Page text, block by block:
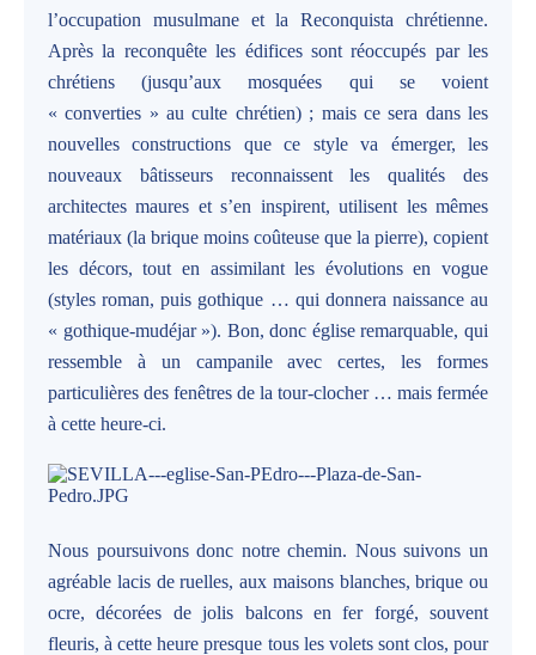
l’occupation musulmane et la Reconquista chrétienne.
Après la reconquête les édifices sont réoccupés par les
chrétiens (jusqu’aux mosquées qui se voient
« converties » au culte chrétien) ; mais ce sera dans les
nouvelles constructions que ce style va émerger, les
nouveaux bâtisseurs reconnaissent les qualités des
architectes maures et s’en inspirent, utilisent les mêmes
matériaux (la brique moins coûteuse que la pierre), copient
les décors, tout en assimilant les évolutions en vogue
(styles roman, puis gothique … qui donnera naissance au
« gothique-mudéjar »). Bon, donc église remarquable, qui
ressemble à un campanile avec certes, les formes
particulières des fenêtres de la tour-clocher … mais fermée
à cette heure-ci.
Nous poursuivons donc notre chemin. Nous suivons un
agréable lacis de ruelles, aux maisons blanches, brique ou
ocre, décorées de jolis balcons en fer forgé, souvent
fleuris, à cette heure presque tous les volets sont clos, pour